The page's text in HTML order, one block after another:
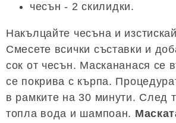
чесън - 2 скилидки.
Накълцайте чесъна и
Смесете всички съставки и
сок от чесън. Маскананася се
се покрива с кърпа.
в рамките на 30 минути. След
топла вода и шампоан.